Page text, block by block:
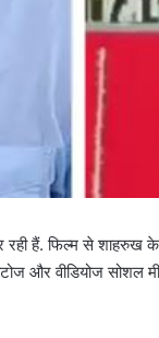
रही हैं. फिल्म से
और वीडियोज सोशल